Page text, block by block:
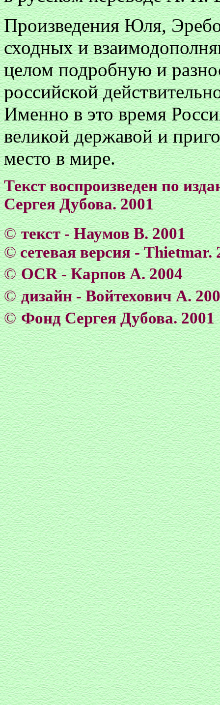
Произведения Юля,
сходных и
целом подробную и
российской
Именно в это время
великой державой и
место в мире.
Текст воспроизведен по
Сергея Дубова. 2001
© текст - Наумов В. 2001
©сетевая версия - Тhietmar.
© OCR - Карпов А. 2004
© дизайн - Войтехович А.
© Фонд Сергея Дубова. 2001